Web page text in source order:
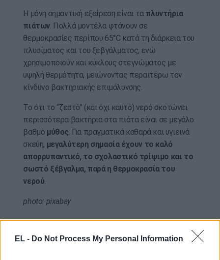
EL - Do Not Process My Personal Information
Η μόνη σημαντική εξαίρεση είναι τα πλυντήρια
πιάτων. Πολλά μοντέλα φτάνουν σε
θερμοκρασίες περίπου 65°C κατά τη διάρκεια του
πλυσίματος και του ξεβγάλματος, ενώ
χρησιμοποιούν και κύκλους στεγνώματος με
υψηλή θερμότητα, μειώνοντας περαιτέρω τον
κίνδυνο βακτηριακής επιμόλυνσης.
Το ότι το “ζεστό” (και όχι καυτό) νερό σκοτώνει
περισσότερα βακτήρια στα πιάτα είναι σε μεγάλο
βαθμό μύθος. Για πραγματικά καθαρά και υγιεινά
σκεύη, μεγαλύτερη σημασία έχουν το καλό
απορρυπαντικό, το σχολαστικό τρίψιμο και το
σωστό ξέβγαλμα, παρά η θερμοκρασία του
νερού.
photo: pixabay